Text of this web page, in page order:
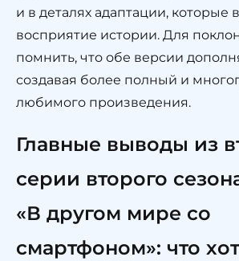
и в деталях адаптации, которые
восприятие истории. Для
помнить, что обе версии
создавая более полный и
любимого произведения.
Главные выводы из
серии второго
«В другом мире со
смартфоном»: что